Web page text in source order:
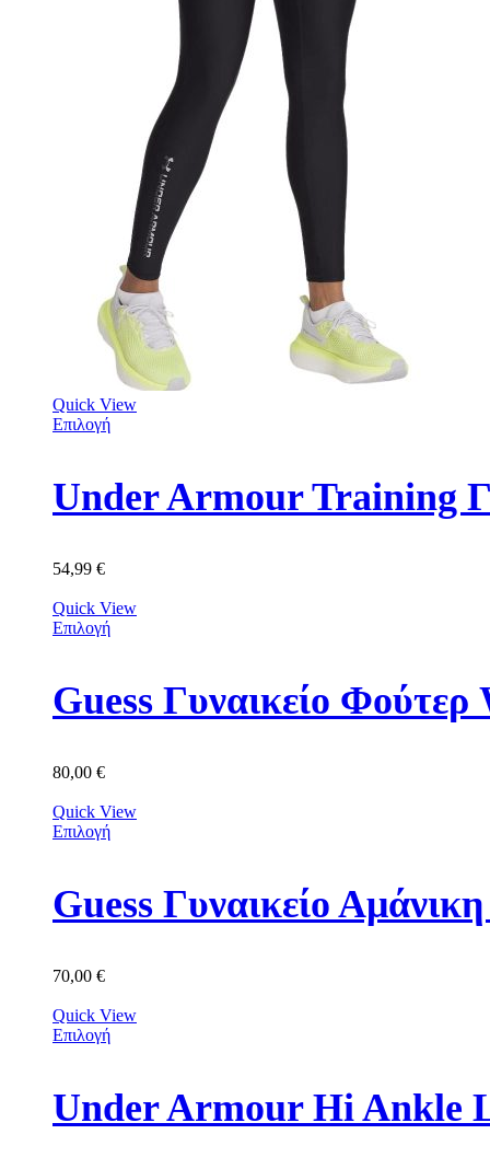
Quick View
Επιλογή
Under Armour Training
54,99 €
Quick View
Επιλογή
Guess Γυναικείο
80,00 €
Quick View
Επιλογή
Guess Γυναικείο
70,00 €
Quick View
Επιλογή
Under Armour Hi Ankle